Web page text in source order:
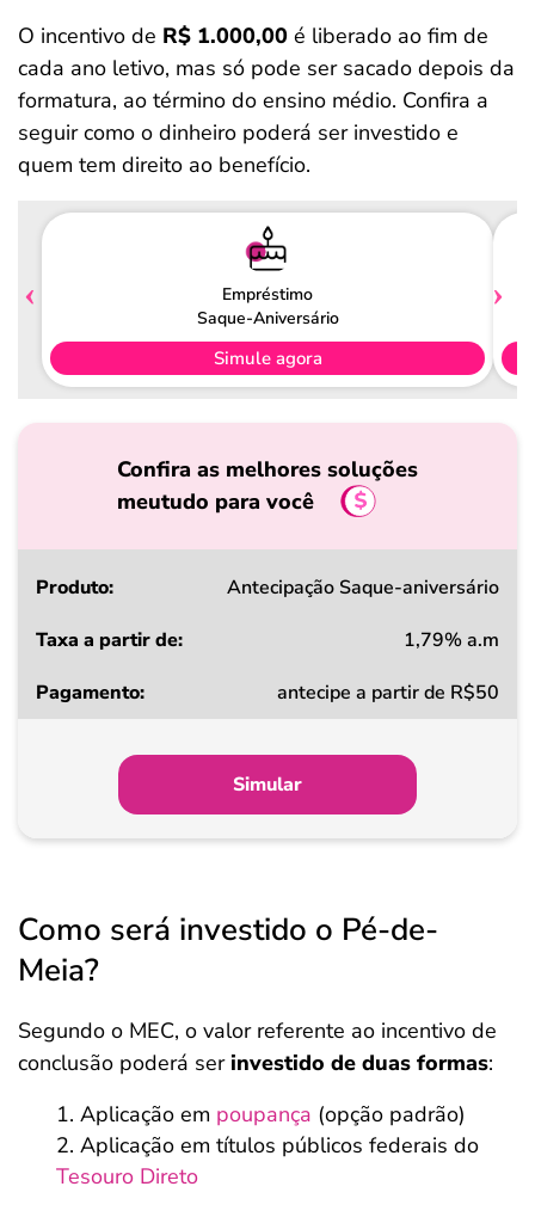
O incentivo de R$ 1.000,00 é liberado ao fim de
cada ano letivo, mas só pode ser sacado depois da
formatura, ao término do ensino médio. Confira a
seguir como o dinheiro poderá ser investido e
quem tem direito ao benefício.
Empréstimo
Saque-Aniversário
Simule agora
Confira as melhores soluções
meutudo para você
Produto
a
Pagamento
Antecipação Saque-aniversário
1,79% a.m
antecipe a partir de R$50
Simular
Como será investido o Pé-de-
Meia?
Segundo o MEC, o valor referente ao incentivo de
conclusão poderá ser investido de duas formas:
Aplicação em poupança (opção padrão)
Aplicação em títulos públicos federais do
Tesouro Direto